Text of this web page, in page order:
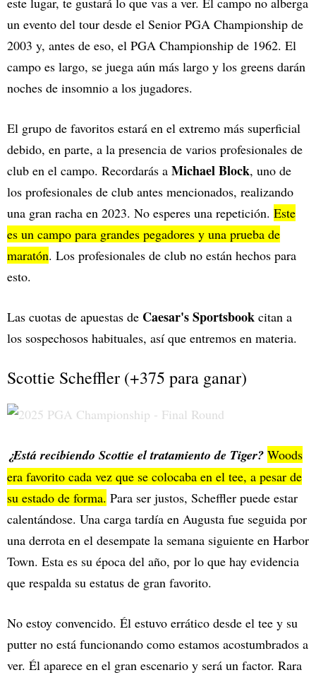
un evento del tour desde el Senior PGA Championship de
2003 y, antes de eso, el PGA Championship de 1962. El
campo es largo, se juega aún más largo y los greens darán
noches de insomnio a los jugadores.
El grupo de favoritos estará en el extremo más superficial
debido, en parte, a la presencia de varios profesionales de
club en el campo. Recordarás a Michael Block, uno de
los profesionales de club antes mencionados, realizando
una gran racha en 2023. No esperes una repetición. Este
es un campo para grandes pegadores y una prueba de
maratón. Los profesionales de club no están hechos para
esto.
Las cuotas de apuestas de Caesar's Sportsbook citan a
los sospechosos habituales, así que entremos en materia.
Scottie Scheffler (+375 para ganar)
¿Está recibiendo Scottie el tratamiento de Tiger? Woods
era favorito cada vez que se colocaba en el tee, a pesar de
su estado de forma. Para ser justos, Scheffler puede estar
calentándose. Una carga tardía en Augusta fue seguida por
una derrota en el desempate la semana siguiente en Harbor
Town. Esta es su época del año, por lo que hay evidencia
que respalda su estatus de gran favorito.
No estoy convencido. Él estuvo errático desde el tee y su
putter no está funcionando como estamos acostumbrados a
ver. Él aparece en el gran escenario y será un factor. Rara